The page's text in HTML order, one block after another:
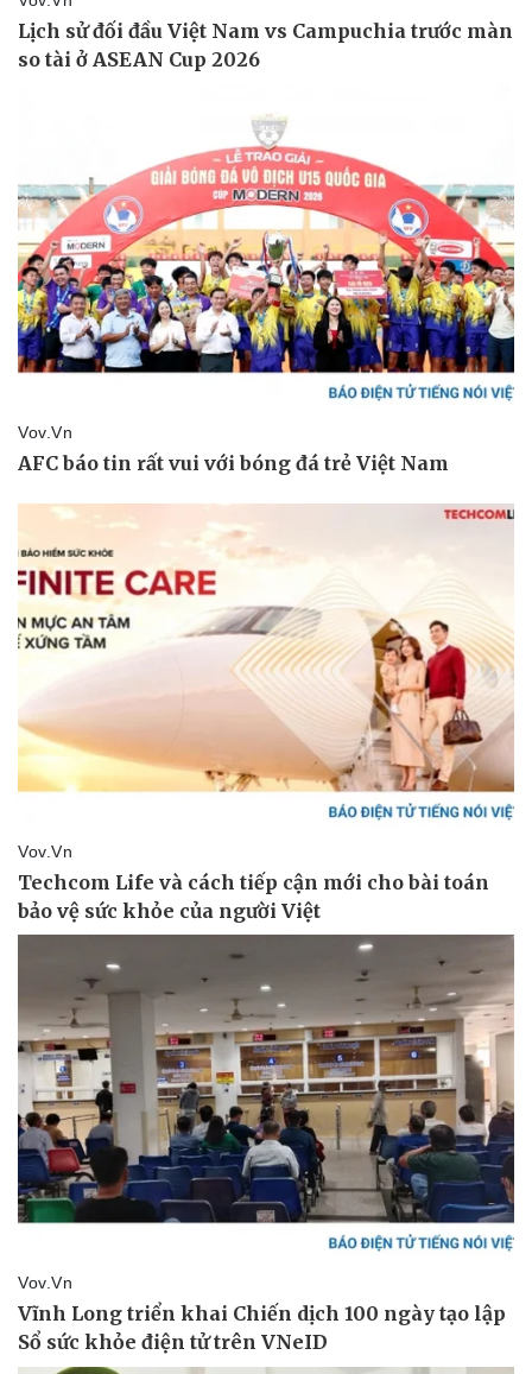
Kinh tế
Bất động sản
Thị trường
Giá vàng
Tiêu dùng
Chứng khoán
Giá cà phê